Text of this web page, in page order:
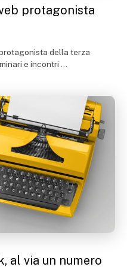
protagonista
della terza
e incontri ...
al via un numero